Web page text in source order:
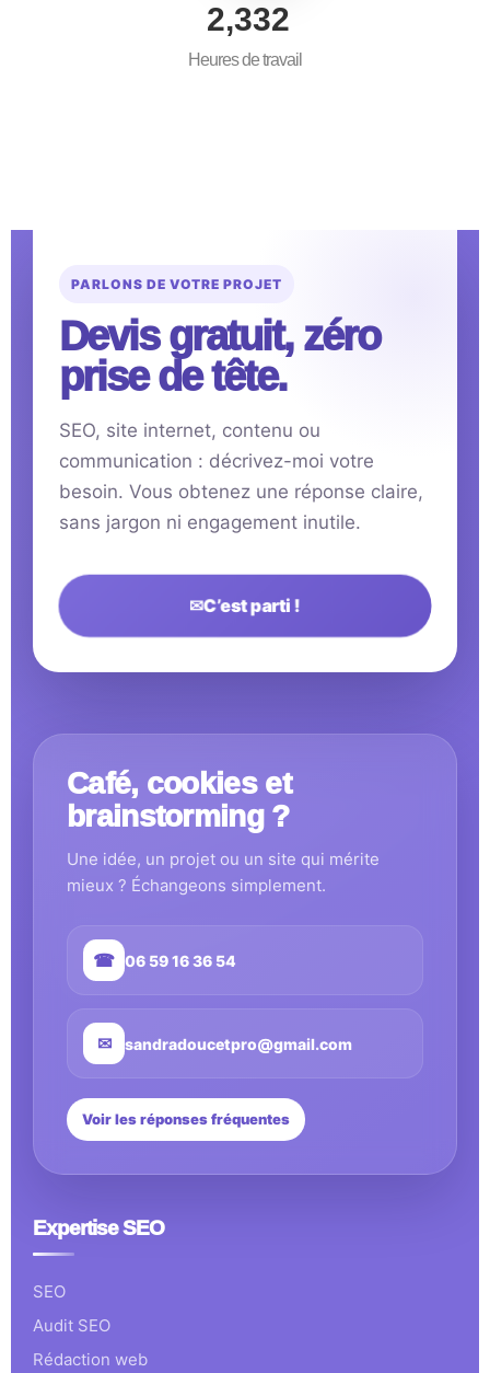
3,500
Heures de travail
PARLONS DE VOTRE PROJET
Devis gratuit, zéro
prise de tête.
SEO, site internet, contenu ou
communication : décrivez-moi votre
besoin. Vous obtenez une réponse claire,
sans jargon ni engagement inutile.
✉C’est parti !
Café, cookies et
brainstorming ?
Une idée, un projet ou un site qui mérite
mieux ? Échangeons simplement.
☎ 06 59 16 36 54
✉ sandradoucetpro@gmail.com
Voir les réponses fréquentes
Expertise SEO
SEO
Audit SEO
Rédaction web